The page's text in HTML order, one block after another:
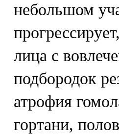
небольшом
лица с
подбородок
атрофия
гортани,